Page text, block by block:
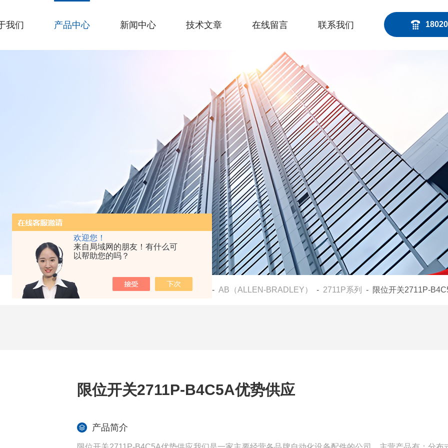
欢迎您！
来自局域网的朋友！有什么可
以帮助您的吗？
我们 产品中心 新闻中心 技术文章 在线留言 联系我们
当前位置：首页-产品中心 - AB（ALLEN-BRADLEY） - 2711P系列 - 限位开关2711P-
限位开关2711P-B4C5A优势供应
产品简介